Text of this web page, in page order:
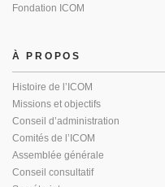
Fondation ICOM
À PROPOS
Histoire de l’ICOM
Missions et objectifs
Conseil d’administration
Comités de l’ICOM
Assemblée générale
Conseil consultatif